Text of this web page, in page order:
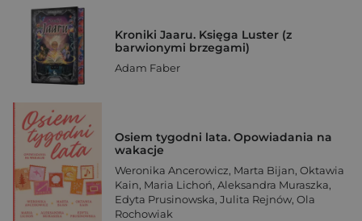
Kroniki Jaaru. Księga Luster (z
barwionymi brzegami)
Adam Faber
Osiem tygodni lata. Opowiadania na
wakacje
Weronika Ancerowicz, Marta Bijan, Oktawia
Kain, Maria Lichoń, Aleksandra Muraszka,
Edyta Prusinowska, Julita Rejnów, Ola
Rochowiak